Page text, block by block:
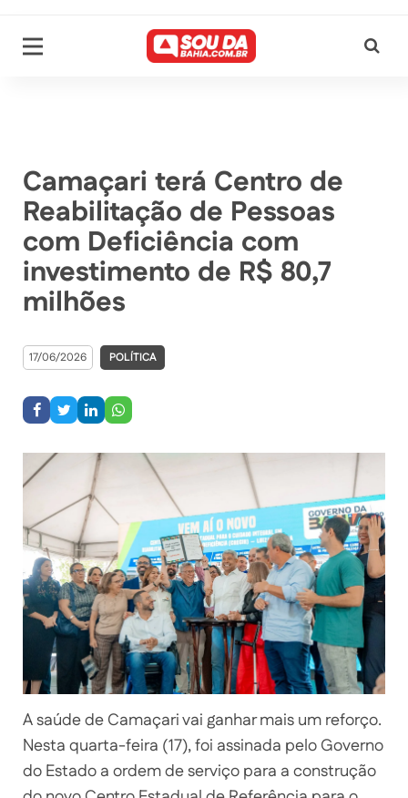
Camaçari terá Centro de
Reabilitação de Pessoas
com Deficiência com
investimento de R$ 80,7
milhões
17/06/2026 POLÍTICA
A saúde de Camaçari vai ganhar mais um reforço.
Nesta quarta-feira (17), foi assinada pelo Governo
do Estado a ordem de serviço para a construção